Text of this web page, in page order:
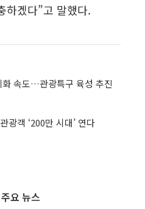
하겠다”고 말했다.
화 속도…관광특구 육성 추진
광객 ‘200만 시대’ 연다
요 뉴스